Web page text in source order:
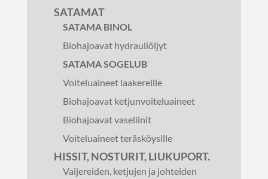
SATAMAT
SATAMA BINOL
Biohajoavat hydrauliöljyt
SATAMA SOGELUB
Voiteluaineet laakereille
Biohajoavat ketjunvoiteluaineet
Biohajoavat vaseliinit
Voiteluaineet teräsköysille
HISSIT, NOSTURIT, LIUKUPORT.
Vaijereiden, ketjujen ja johteiden